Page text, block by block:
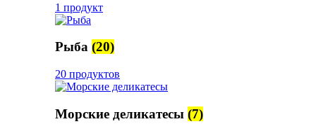
1 продукт
Рыба (20)
20 продуктов
Морские деликатесы (7)